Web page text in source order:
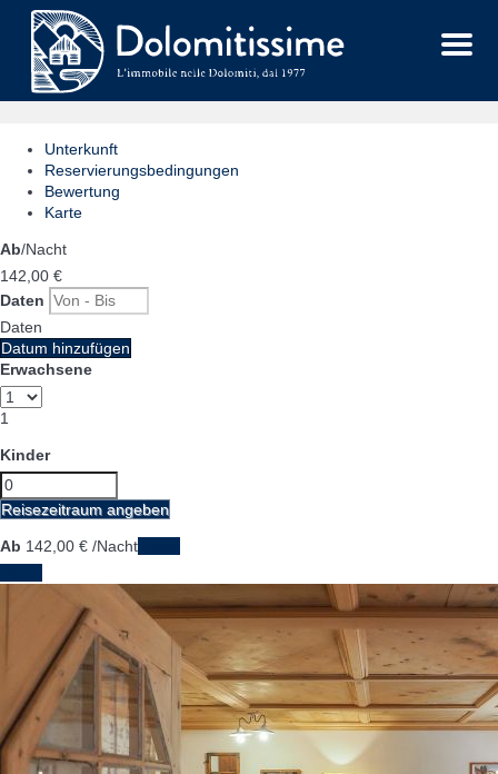
Menu
Unterkunft
Reservierungsbedingungen
Bewertung
Karte
Ab/Nacht
142, 00 €
Daten
Daten
Datum hinzufügen
Erwachsene
1
Kinder
Reisezeitraum angeben
Ab 142, 00 € /Nacht